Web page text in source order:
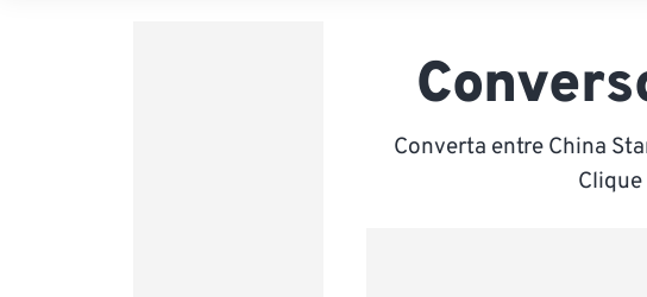
Converta entre China